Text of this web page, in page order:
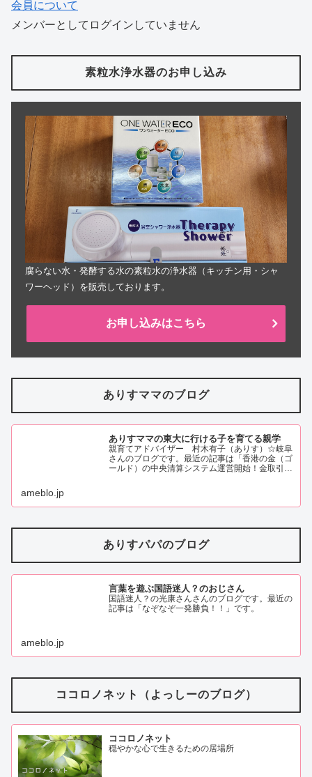
会員について
メンバーとしてログインしていません
素粒水浄水器のお申し込み
腐らない水・発酵する水の素粒水の浄水器（キッチン用・シャ
ワーヘッド）を販売しております。
お申し込みはこちら
ありすママのブログ
ありすママの東大に行ける子を育てる親学
親育てアドバイザー 村木有子（ありす）☆岐阜
さんのブログです。最近の記事は「香港の金（ゴ
ールド）の中央清算システム運営開始！金取引の
ameblo.jp
ありすパパのブログ
言葉を遊ぶ国語迷人？のおじさん
国語迷人？の光康さんさんのブログです。最近の
記事は「なぞなぞ一発勝負！！」です。
ameblo.jp
ココロノネット（よっしーのブログ）
ココロノネット
穏やかな心で生きるための居場所